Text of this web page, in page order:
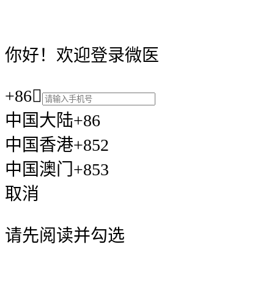
你好！欢迎登录微医
+86
中国大陆+86
中国香港+852
中国澳门+853
取消
请先阅读并勾选